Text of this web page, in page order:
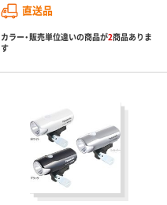
直送品
カラー・販売単位違いの商品が2商品ありま
す